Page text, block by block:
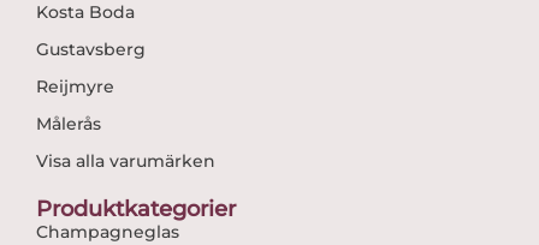
Kosta Boda
Gustavsberg
Reijmyre
Målerås
Visa alla varumärken
Produktkategorier
Champagneglas